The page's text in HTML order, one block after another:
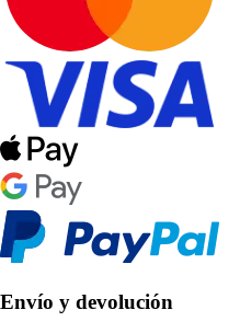
Envío y devolución